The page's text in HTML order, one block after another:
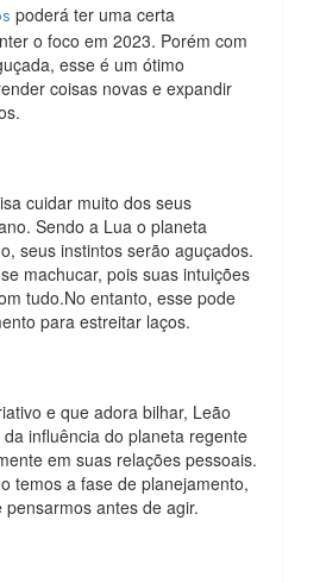
poderá ter uma certa
o foco em 2023. Porém com
esse é um ótimo
coisas novas e expandir
cuidar muito dos seus
Sendo a Lua o planeta
seus instintos serão aguçados.
machucar, pois suas intuições
tudo.No entanto, esse pode
para estreitar laços.
e que adora bilhar, Leão
influência do planeta regente
em suas relações pessoais.
temos a fase de planejamento,
antes de agir.